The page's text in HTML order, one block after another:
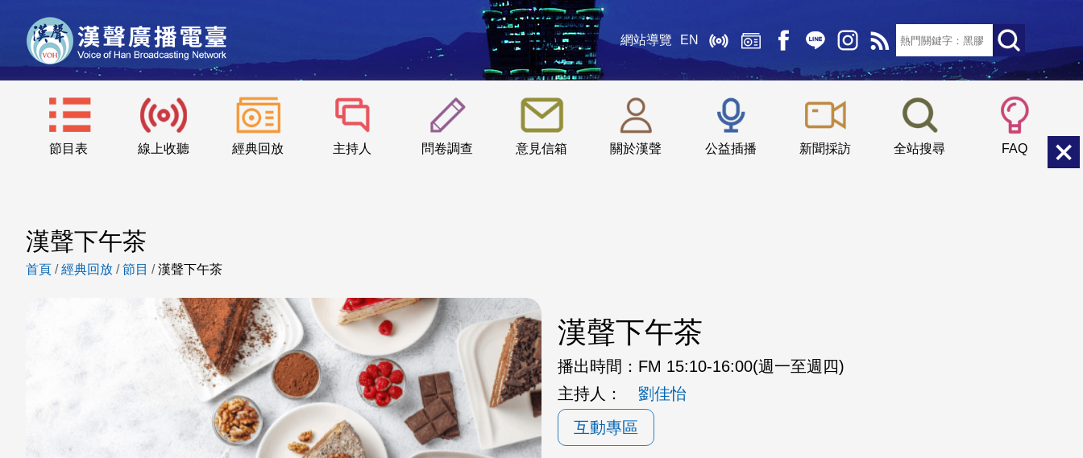
網站導覽 EN
節目表 線上收聽 經典回放 主持人 問卷調查 意見信箱 關於漢聲 公益插播 新聞採訪 全站搜尋 FAQ
::: 小 中
漢聲下午茶
首頁 /經典回放 /節目 /漢聲下午茶
漢聲下午茶
播出時間： FM 15:10-16:00(週一至週四)
主持人：
劉佳怡
互動專區